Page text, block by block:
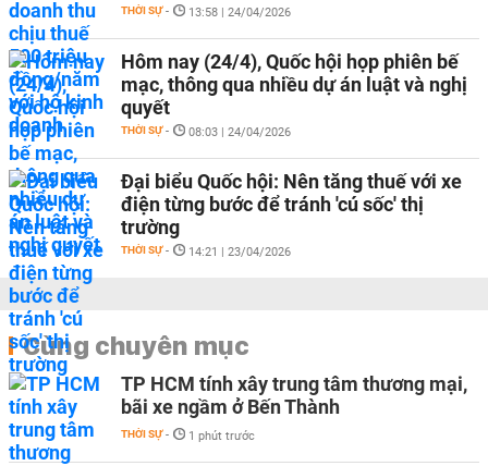
THỜI SỰ - 13:58 | 24/04/2026
Hôm nay (24/4), Quốc hội họp phiên bế
mạc, thông qua nhiều dự án luật và nghị
quyết
THỜI SỰ - 08:03 | 24/04/2026
Đại biểu Quốc hội: Nên tăng thuế với xe
điện từng bước để tránh 'cú sốc' thị
trường
THỜI SỰ - 14:21 | 23/04/2026
Cùng chuyên mục
TP HCM tính xây trung tâm thương mại,
bãi xe ngầm ở Bến Thành
THỜI SỰ - 1 phút trước